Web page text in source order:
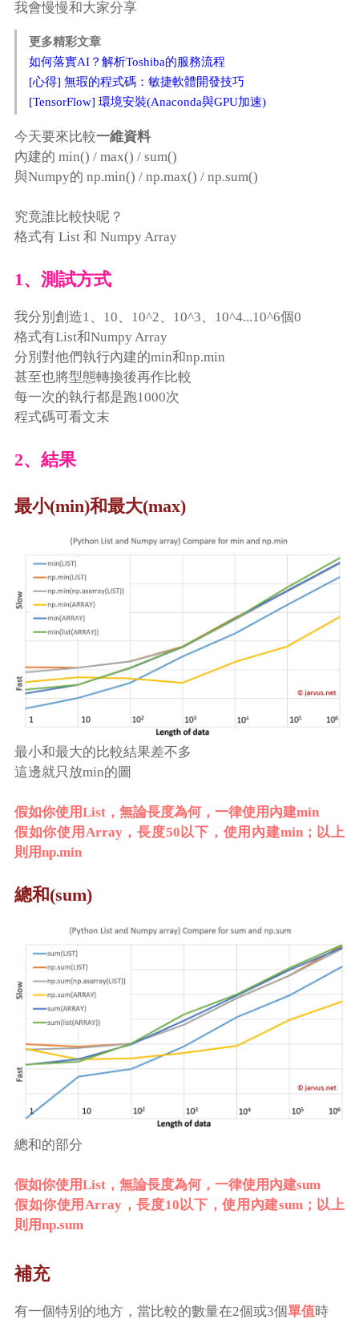
我會慢慢和大家分享
更多精彩文章
如何落實AI？解析Toshiba的服務流程
[心得] 無瑕的程式碼：敏捷軟體開發技巧
[TensorFlow] 環境安裝(Anaconda與GPU加速)
今天要來比較一維資料
內建的 min() / max() / sum()
與Numpy的 np.min() / np.max() / np.sum()
究竟誰比較快呢？
格式有 List 和 Numpy Array
1、測試方式
我分別創造1、10、10^2、10^3、10^4...10^6個0
格式有List和Numpy Array
分別對他們執行內建的min和np.min
甚至也將型態轉換後再作比較
每一次的執行都是跑1000次
程式碼可看文末
2、結果
最小(min)和最大(max)
最小和最大的比較結果差不多
這邊就只放min的圖
假如你使用List，無論長度為何，一律使用內建min
假如你使用Array，長度50以下，使用內建min；以上
則用np.min
總和(sum)
總和的部分
假如你使用List，無論長度為何，一律使用內建sum
假如你使用Array，長度10以下，使用內建sum；以上
則用np.sum
補充
有一個特別的地方，當比較的數量在2個或3個單值時